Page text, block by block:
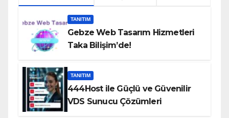
TANITIM
Gebze Web Tasarım Hizmetleri
Taka Bilişim’de!
TANITIM
444Host ile Güçlü ve Güvenilir
VDS Sunucu Çözümleri